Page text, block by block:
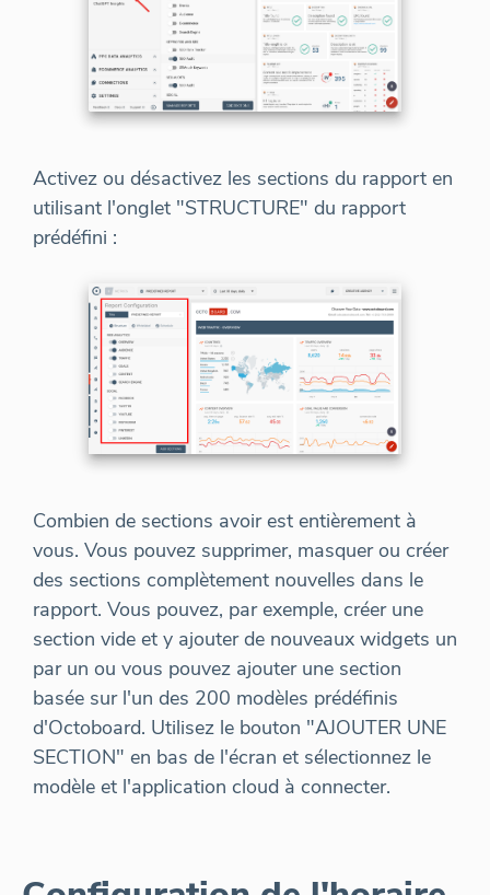
Activez ou désactivez les sections du rapport en
utilisant l'onglet "STRUCTURE" du rapport
prédéfini :
Combien de sections avoir est entièrement à
vous. Vous pouvez supprimer, masquer ou créer
des sections complètement nouvelles dans le
rapport. Vous pouvez, par exemple, créer une
section vide et y ajouter de nouveaux widgets un
par un ou vous pouvez ajouter une section
basée sur l'un des 200 modèles prédéfinis
d'Octoboard. Utilisez le bouton "AJOUTER UNE
SECTION" en bas de l'écran et sélectionnez le
modèle et l'application cloud à connecter.